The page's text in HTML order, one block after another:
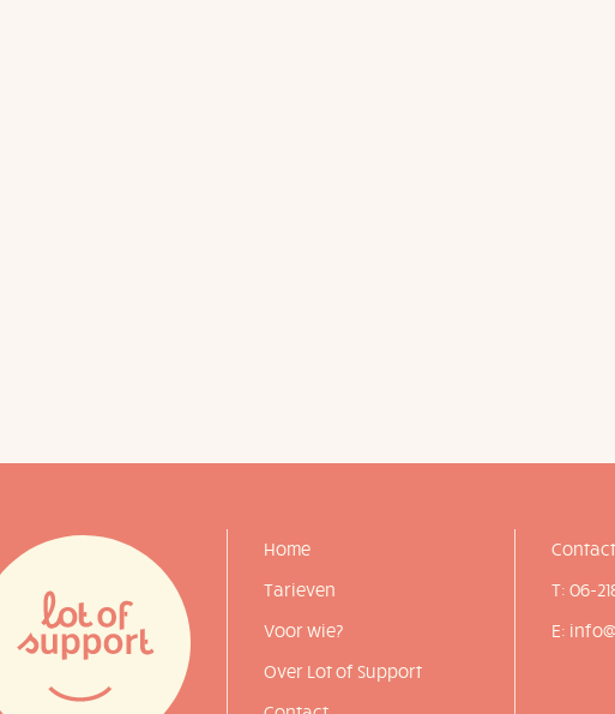
Home
Tarieven
Voor wie?
Over Lot of Support
T: 06-
E: